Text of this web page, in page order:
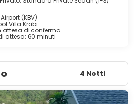
(KBV)
Villa Krabi
attesa di conferma
attesa: 60 minuti
4 Notti